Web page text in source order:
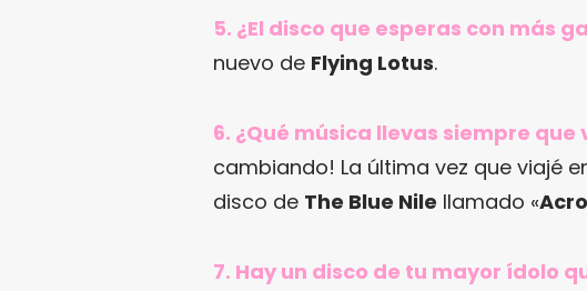
5. ¿El disco que esperas con más
nuevo de Flying Lotus.
6. ¿Qué música llevas siempre que
cambiando! La última vez que viajé
disco de The Blue Nile llamado «
7. Hay un disco de tu mayor ídolo